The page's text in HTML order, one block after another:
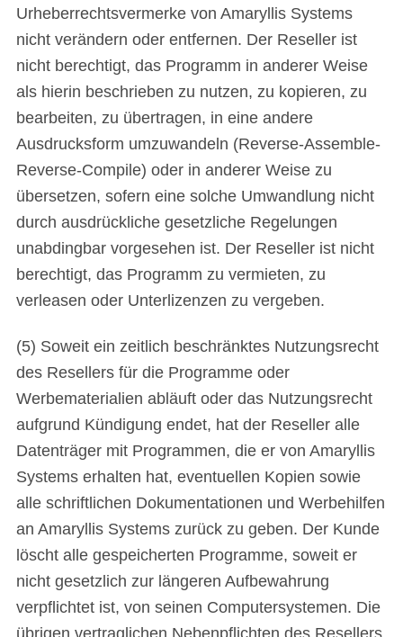
Urheberrechtsvermerke von Amaryllis Systems
nicht verändern oder entfernen. Der Reseller ist
nicht berechtigt, das Programm in anderer Weise
als hierin beschrieben zu nutzen, zu kopieren, zu
bearbeiten, zu übertragen, in eine andere
Ausdrucksform umzuwandeln (Reverse-Assemble-
Reverse-Compile) oder in anderer Weise zu
übersetzen, sofern eine solche Umwandlung nicht
durch ausdrückliche gesetzliche Regelungen
unabdingbar vorgesehen ist. Der Reseller ist nicht
berechtigt, das Programm zu vermieten, zu
verleasen oder Unterlizenzen zu vergeben.
(5) Soweit ein zeitlich beschränktes Nutzungsrecht
des Resellers für die Programme oder
Werbematerialien abläuft oder das Nutzungsrecht
aufgrund Kündigung endet, hat der Reseller alle
Datenträger mit Programmen, die er von Amaryllis
Systems erhalten hat, eventuellen Kopien sowie
alle schriftlichen Dokumentationen und Werbehilfen
an Amaryllis Systems zurück zu geben. Der Kunde
löscht alle gespeicherten Programme, soweit er
nicht gesetzlich zur längeren Aufbewahrung
verpflichtet ist, von seinen Computersystemen. Die